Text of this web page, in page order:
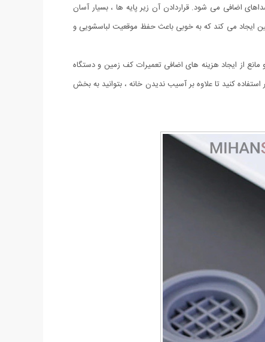
اضافی می شود. قراردادن آن زیر پایه ها ، بسیار آسان
ایجاد می کند که به خوبی باعث حفظ موقعیت لباسشویی و
از ایجاد هزینه های اضافی تعمیرات کف زمین و دستگاه
کنید تا علاوه بر آسیب ندیدن خانه ، بتوانید به بخش